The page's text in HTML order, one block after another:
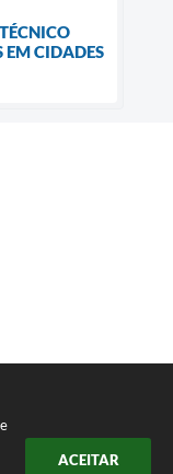
ACEITAR
EM CIDADES